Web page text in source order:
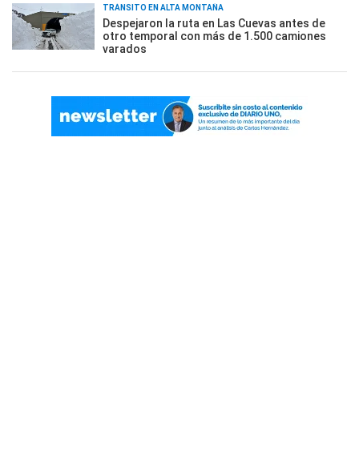
TRÁNSITO EN ALTA MONTAÑA
Despejaron la ruta en Las Cuevas antes de
otro temporal con más de 1.500 camiones
varados